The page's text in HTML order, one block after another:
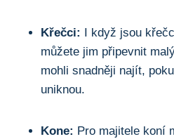
Křečci: I když jsou
můžete jim připevnit
mohli snadněji najít,
uniknou.
Kone: Pro majitele koní